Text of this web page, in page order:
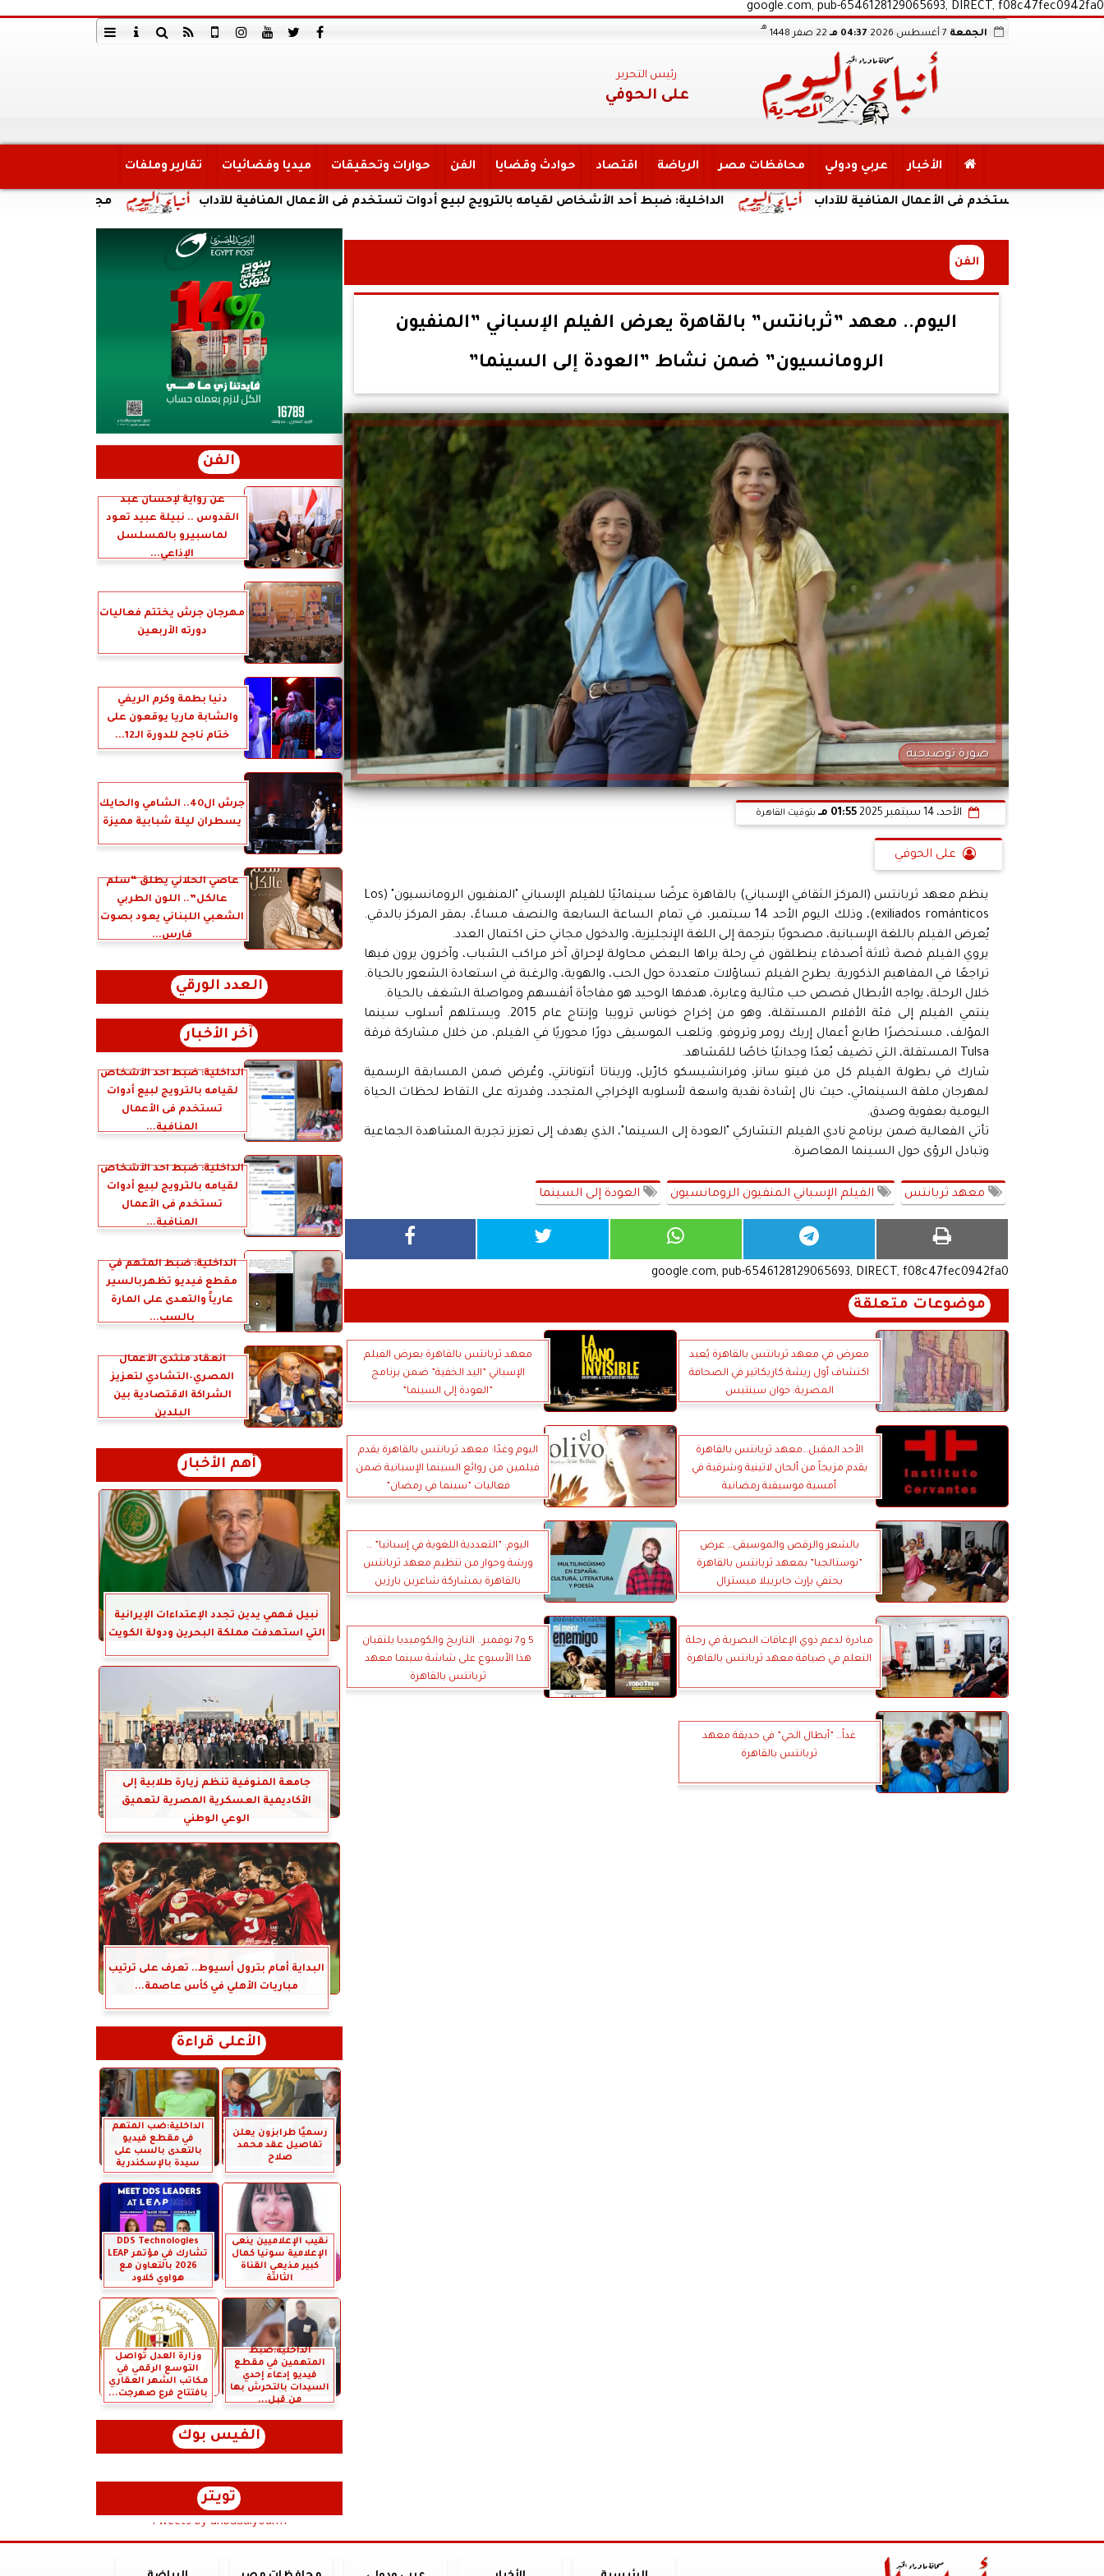
google.com, pub-6546128129065693, DIRECT, f08c47fec0942fa0
الجمعة 04:37 مـ 22 صفر 1448
هـ
رئيس التحرير
على الحوفي
الأخبار عربي ودولي محافظات مصر الرياضة اقتصاد حوادث وقضايا الفن حوارات وتحقيقات ميديا وفضائيات تقارير وملفات
مجلة ”الإذاعة والتليفزيون الداخلية: ضبط أحد الأشخاص لقيامه بالترويج لبيع أدوات تستخدم فى الأعمال المنافية للآداب تستخدم فى الأعمال المنافية للآداب
الفن
اليوم.. معهد ”ثربانتس” بالقاهرة يعرض الفيلم الإسباني ”المنفيون
الرومانسيون” ضمن نشاط ”العودة إلى السينما”
صورة توضيحية
الأحد، 14 سبتمبر 2025 01:55 مـ بتوقيت القاهرة
على الحوفي
ينظم معهد ثربانتس (المركز الثقافي الإسباني) بالقاهرة عرضًا سينمائيًا للفيلم الإسباني "المنفيون الرومانسيون" (Los
exiliados románticos)، وذلك اليوم الأحد 14 سبتمبر، في تمام الساعة السابعة والنصف مساءً، بمقر المركز بالدقي.
يُعرض الفيلم باللغة الإسبانية، مصحوبًا بترجمة إلى اللغة الإنجليزية، والدخول مجاني حتى اكتمال العدد.
يروي الفيلم قصة ثلاثة أصدقاء ينطلقون في رحلة يراها البعض محاولة لإحراق آخر مراكب الشباب، وآخرون يرون فيها
تراجعًا في المفاهيم الذكورية. يطرح الفيلم تساؤلات متعددة حول الحب، والهوية، والرغبة في استعادة الشعور بالحياة.
خلال الرحلة، يواجه الأبطال قصص حب مثالية وعابرة، هدفها الوحيد هو مفاجأة أنفسهم ومواصلة الشغف بالحياة.
ينتمي الفيلم إلى فئة الأفلام المستقلة، وهو من إخراج خوناس ترويبا وإنتاج عام 2015. ويستلهم أسلوب سينما
المؤلف، مستحضرًا طابع أعمال إريك رومر وتروفو. وتلعب الموسيقى دورًا محوريًا في الفيلم، من خلال مشاركة فرقة
Tulsa المستقلة، التي تضيف بُعدًا وجدانيًا خاصًا للمَشاهد.
شارك في بطولة الفيلم كل من فيتو سانز، وفرانشيسكو كارّيل، وريناتا أنتونانتي، وعُرض ضمن المسابقة الرسمية
لمهرجان ملقة السينمائي، حيث نال إشادة نقدية واسعة لأسلوبه الإخراجي المتجدد، وقدرته على التقاط لحظات الحياة
اليومية بعفوية وصدق.
تأتي الفعالية ضمن برنامج نادي الفيلم التشاركي "العودة إلى السينما"، الذي يهدف إلى تعزيز تجربة المشاهدة الجماعية
وتبادل الرؤى حول السينما المعاصرة.
معهد ثربانتس الفيلم الإسباني المنفيون الرومانسيون العودة إلى السينما
google.com, pub-6546128129065693, DIRECT, f08c47fec0942fa0
موضوعات متعلقة
معرض في معهد ثربانتس بالقاهرة يُعيد
اكتشاف أول ريشة كاريكاتير في الصحافة
المصرية: خوان سينتيس
معهد ثربانتس بالقاهرة يعرض الفيلم
الإسباني ”اليد الخفية” ضمن برنامج
”العودة إلى السينما”
الأحد المقبل…معهد ثربانتس بالقاهرة
يقدم مزيجاً من ألحان لاتينية وشرقية في
أمسية موسيقية رمضانية
اليوم وغدًا: معهد ثربانتس بالقاهرة يقدم
فيلمين من روائع السينما الإسبانية ضمن
فعاليات ”سينما في رمضان”
بالشعر والرقص والموسيقى… عرض
”نوستالجيا” بمعهد ثربانتس بالقاهرة
يحتفي بإرث جابرييلا ميسترال
اليوم: ”التعددية اللغوية في إسبانيا” …
ورشة وحوار من تنظيم معهد ثربانتس
بالقاهرة بمشاركة شاعرين بارزين
مبادرة لدعم ذوي الإعاقات البصرية في رحلة
التعلم في ضيافة معهد ثربانتس بالقاهرة
5 و7 نوفمبر.. التاريخ والكوميديا يلتقيان
هذا الأسبوع على شاشة سينما معهد
ثربانتس بالقاهرة
غداً… ”أبطال الحي” في حديقة معهد
ثربانتس بالقاهرة
الفن
عن رواية لإحسان عبد
القدوس .. نبيلة عبيد تعود
لماسبيرو بالمسلسل
الإذاعي...
مهرجان جرش يختتم فعاليات
دورته الأربعين
دنيا بطمة وكرم الريفي
والشابة ماريا يوقعون على
ختام ناجح للدورة الـ12...
جرش ال40.. الشامي والحايك
يسطران ليلة شبابية مميزة
عاصي الحلاني يطلق “سلّم
عالكل”.. اللون الطربي
الشعبي اللبناني يعود بصوت
فارس...
العدد الورقي
آخر الأخبار
الداخلية: ضبط أحد الأشخاص
لقيامه بالترويج لبيع أدوات
تستخدم فى الأعمال
المنافية...
الداخلية: ضبط أحد الأشخاص
لقيامه بالترويج لبيع أدوات
تستخدم فى الأعمال
المنافية...
الداخلية: ضبط المتهم في
مقطع فيديو تظهربالسير
عارياً والتعدى على المارة
بالسب...
انعقاد منتدى الأعمال
المصري–التشادي لتعزيز
الشراكة الاقتصادية بين
البلدين
أهم الأخبار
نبيل فهمي يدين تجدد الإعتداءات الإيرانية
التي استهدفت مملكة البحرين ودولة الكويت
جامعة المنوفية تنظم زيارة طلابية إلى
الأكاديمية العسكرية المصرية لتعميق
الوعي الوطني
البداية أمام بترول أسيوط.. تعرف على ترتيب
مباريات الأهلي في كأس عاصمة...
الأعلى قراءة
رسميًا طرابزون يعلن
تفاصيل عقد محمد
صلاح
الداخلية:ضب المتهم
في مقطع فيديو
بالتعدى بالسب على
سيدة بالإسكندرية
نقيب الإعلاميين ينعى
الإعلامية سونيا كمال
كبير مذيعي القناة
الثالثة
DDS Technologies
تشارك في مؤتمر LEAP
2026 بالتعاون مع
هواوي كلاود
الداخلية:ضبط
المتهمين في مقطع
فيديو إدعاء إحدي
السيدات بالتحرش بها
من قبل...
وزارة العدل تُواصل
التوسع الرقمي في
مكاتب الشهر العقاري
بافتتاح فرع صهرجت...
الفيس بوك
تويتر
Tweets by anbaaalyoum1